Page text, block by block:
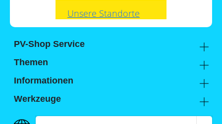
Unsere Standorte
PV-Shop Service
Academy
Support
FAQs
Photovoltaik-Wiki
Themen
Wärmepumpe und PV
Lohnt sich ein Gewerbespeicher?
Informationen
Unternehmen
Werkzeuge